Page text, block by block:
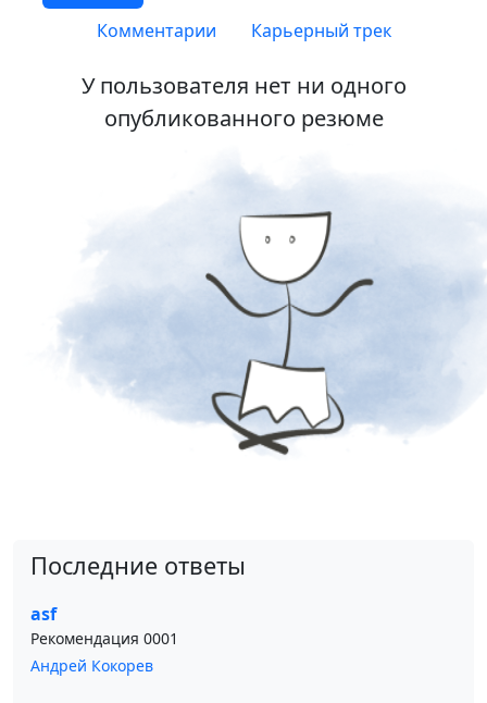
Комментарии
Карьерный трек
У пользователя нет ни одного
опубликованного резюме
Последние ответы
asf
Рекомендация 0001
Андрей Кокорев